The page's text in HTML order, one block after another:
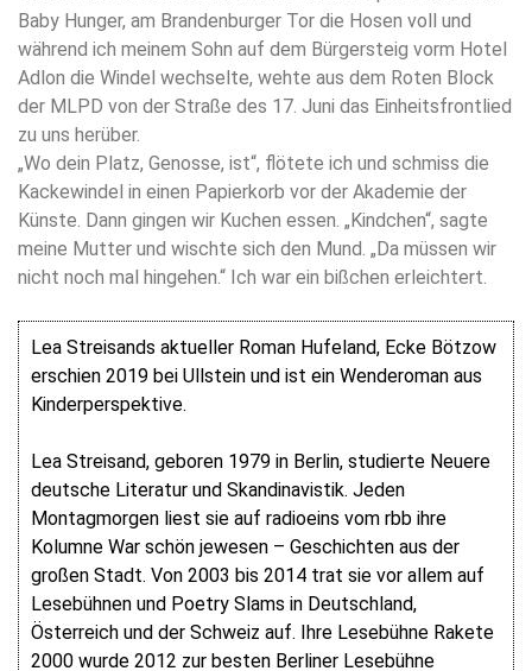
Baby Hunger, am Brandenburger Tor die Hosen voll und
während ich meinem Sohn auf dem Bürgersteig vorm Hotel
Adlon die Windel wechselte, wehte aus dem Roten Block
der MLPD von der Straße des 17. Juni das Einheitsfrontlied
zu uns herüber.
„Wo dein Platz, Genosse, ist“, flötete ich und schmiss die
Kackewindel in einen Papierkorb vor der Akademie der
Künste. Dann gingen wir Kuchen essen. „Kindchen“, sagte
meine Mutter und wischte sich den Mund. „Da müssen wir
nicht noch mal hingehen.“ Ich war ein bißchen erleichtert.
Lea Streisands aktueller Roman Hufeland, Ecke Bötzow
erschien 2019 bei Ullstein und ist ein Wenderoman aus
Kinderperspektive.
Lea Streisand, geboren 1979 in Berlin, studierte Neuere
deutsche Literatur und Skandinavistik. Jeden
Montagmorgen liest sie auf radioeins vom rbb ihre
Kolumne War schön jewesen – Geschichten aus der
großen Stadt. Von 2003 bis 2014 trat sie vor allem auf
Lesebühnen und Poetry Slams in Deutschland,
Österreich und der Schweiz auf. Ihre Lesebühne Rakete
2000 wurde 2012 zur besten Berliner Lesebühne